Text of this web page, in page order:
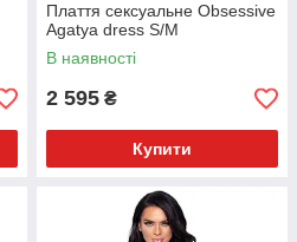
Плаття сексуальне Obsessive
Agatya dress S/M
В наявності
2 595 ₴
Купити